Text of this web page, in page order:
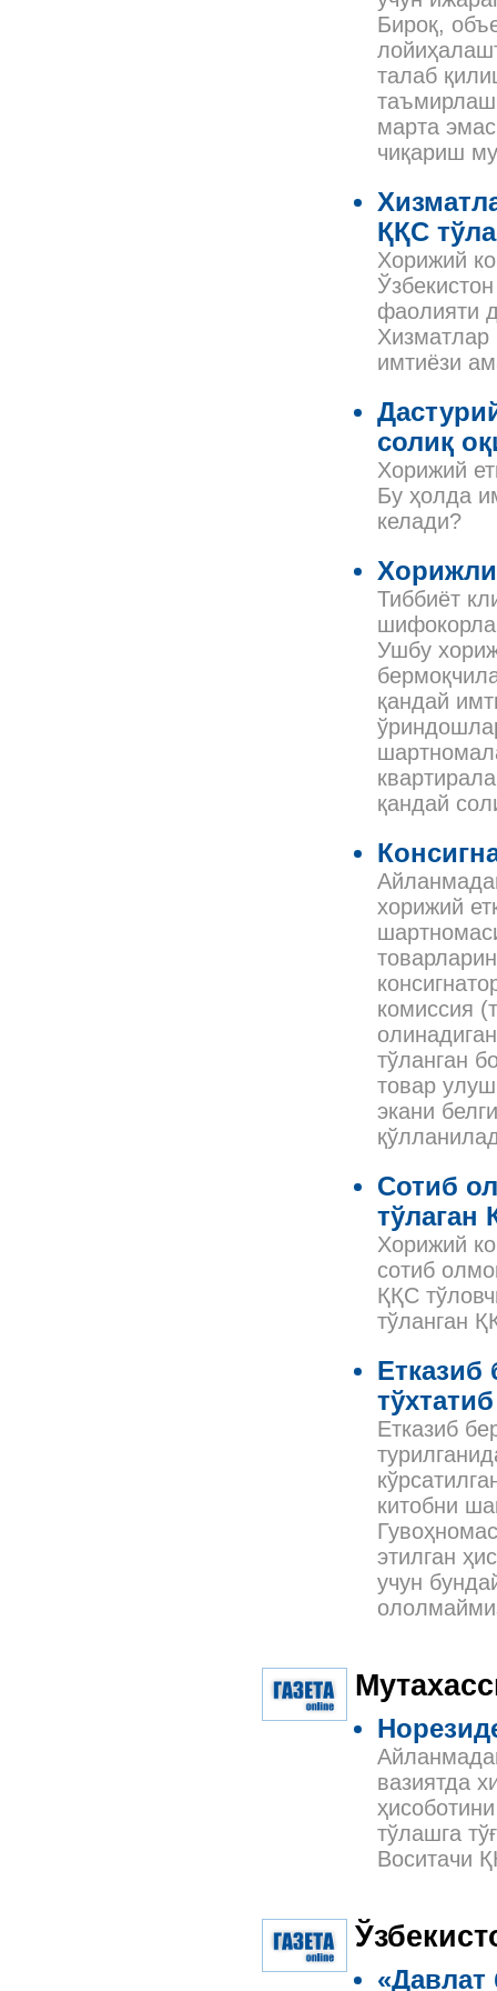
Бироқ,
талаб
таъмирлаш
марта
чиқариш
ҚҚС
Хорижий
фаолияти
Хизматлар
имтиёзи
солиқ
Хорижий
Бу ҳолда
келади?
Тиббиёт
Ушбу
қандай
қандай
хорижий
комиссия
тўланган
товар
экани
Сотиб
тўлаган
Хорижий
сотиб
ҚҚС
тўланган
Етказиб
Етказиб
китобни
этилган
учун
вазиятда
тўлашга
Воситачи
«Давлат